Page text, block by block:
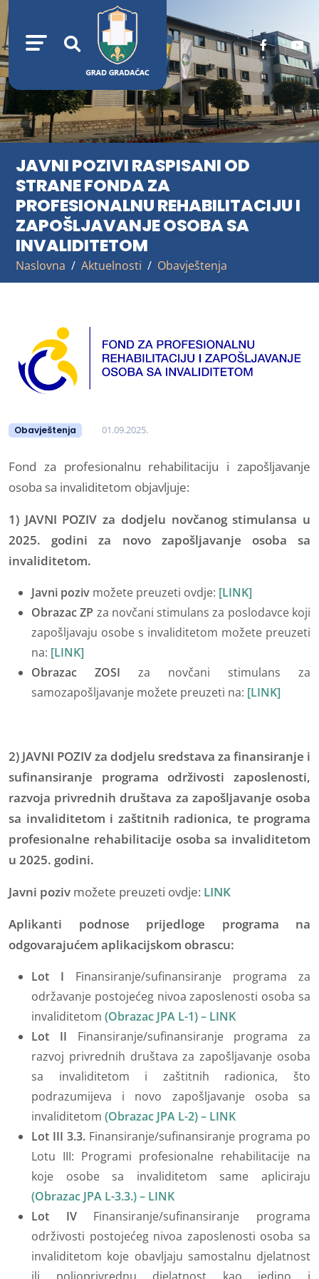
JAVNI POZIVI RASPISANI OD
STRANE FONDA ZA
PROFESIONALNU REHABILITACIJU I
ZAPOŠLJAVANJE OSOBA SA
INVALIDITETOM
Naslovna Aktuelnosti Obavještenja
Obavještenja 01.09.2025.
Fond za profesionalnu rehabilitaciju i zapošljavanje
osoba sa invaliditetom objavljuje:
1) JAVNI POZIV za dodjelu novčanog stimulansa u
2025. godini za novo zapošljavanje osoba sa
invaliditetom.
Javni poziv možete preuzeti ovdje: [LINK]
Obrazac ZP za novčani stimulans za poslodavce koji
zapošljavaju osobe s invaliditetom možete preuzeti
na: [LINK]
Obrazac ZOSI za novčani stimulans za
samozapošljavanje možete preuzeti na: [LINK]
2) JAVNI POZIVza dodjelu sredstava za finansiranje i
sufinansiranje programa održivosti zaposlenosti,
razvoja privrednih društava za zapošljavanje osoba
sa invaliditetom i zaštitnih radionica, te programa
profesionalne rehabilitacije osoba sa invaliditetom
u 2025. godini.
Javni poziv možete preuzeti ovdje: LINK
Aplikanti podnose prijedloge programa na
odgovarajućem aplikacijskom obrascu:
Lot I Finansiranje/sufinansiranje programa za
održavanje postojećeg nivoa zaposlenosti osoba sa
invaliditetom (Obrazac JPA L-1) – LINK
Lot II Finansiranje/sufinansiranje programa za
razvoj privrednih društava za zapošljavanje osoba
sa invaliditetom i zaštitnih radionica, što
podrazumijeva i novo zapošljavanje osoba sa
invaliditetom (Obrazac JPA L-2) – LINK
Lot III 3.3. Finansiranje/sufinansiranje programa po
Lotu III: Programi profesionalne rehabilitacije na
koje osobe sa invaliditetom same apliciraju
(Obrazac JPA L-3.3.) – LINK
Lot IV Finansiranje/sufinansiranje programa
održivosti postojećeg nivoa zaposlenosti osoba sa
invaliditetom koje obavljaju samostalnu djelatnost